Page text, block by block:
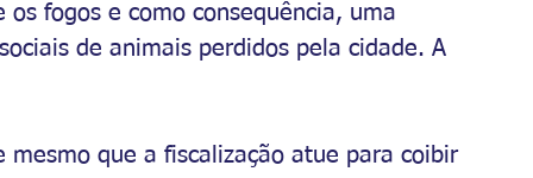
fogos e como consequência, uma
de animais perdidos pela cidade. A
mesmo que a fiscalização atue para coibir